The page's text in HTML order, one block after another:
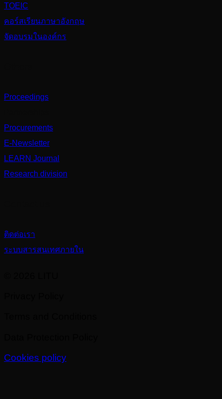
TOEIC
คอร์สเรียนภาษาอังกฤษ
จัดอบรมในองค์กร
Proceedings
Procurements
E-Newsletter
LEARN Journal
Research division
ติดต่อเรา
ระบบสารสนเทศภายใน
Cookies policy